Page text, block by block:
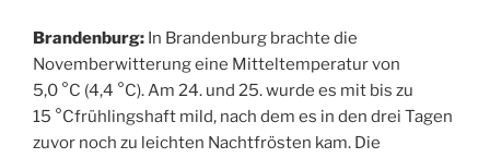
Brandenburg: In Brandenburg brachte die
Novemberwitterung eine Mitteltemperatur von
5,0 °C (4,4 °C). Am 24. und 25. wurde es mit bis zu
15 °Cfrühlingshaft mild, nach dem es in den drei Tagen
zuvor noch zu leichten Nachtfrösten kam. Die